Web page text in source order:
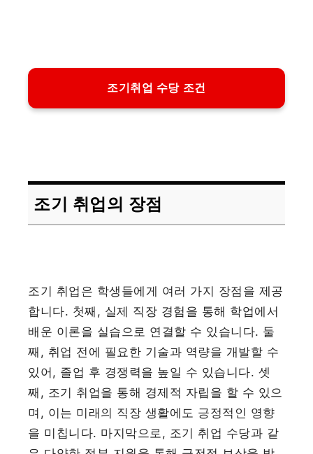
조기취업 수당 조건
조기 취업의 장점
조기 취업은 학생들에게 여러 가지 장점을 제공
합니다. 첫째, 실제 직장 경험을 통해 학업에서
배운 이론을 실습으로 연결할 수 있습니다. 둘
째, 취업 전에 필요한 기술과 역량을 개발할 수
있어, 졸업 후 경쟁력을 높일 수 있습니다. 셋
째, 조기 취업을 통해 경제적 자립을 할 수 있으
며, 이는 미래의 직장 생활에도 긍정적인 영향
을 미칩니다. 마지막으로, 조기 취업 수당과 같